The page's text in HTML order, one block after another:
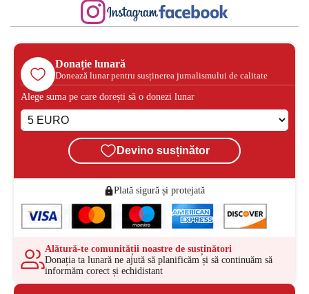
Donație lunară
Donează lunar pentru susținerea jurnalismului de calitate
Alege suma pe care dorești să o donezi lunar
Devino susținător
Plată sigură și protejată
Alătură-te comunității noastre de susținători
Donația ta lunară ne ajută să planificăm și să continuăm să
informăm corect și echidistant